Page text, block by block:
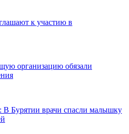
к участию в
организацию обязали
В Бурятии врачи спасли малышку